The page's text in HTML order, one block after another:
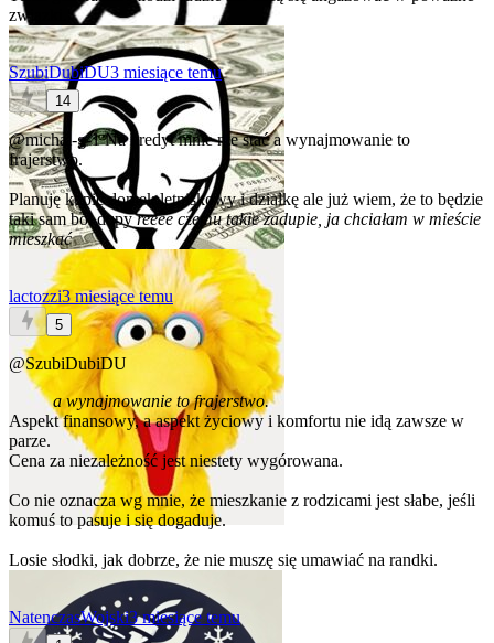
związki.
SzubiDubiDU3 miesiące temu
14
@michal-g-1Na kredyt mnie nie stać a wynajmowanie to
frajerstwo.
Planuję kupić domek letniskowy i działkę ale już wiem, że to będzie
taki sam ból dupyreeee czemu takie zadupie, ja chciałam w mieście
mieszkać
lactozzi3 miesiące temu
5
@SzubiDubiDU
a wynajmowanie to frajerstwo.
Aspekt finansowy, a aspekt życiowy i komfortu nie idą zawsze w
parze.
Cena za niezależność jest niestety wygórowana.
Co nie oznacza wg mnie, że mieszkanie z rodzicami jest słabe, jeśli
komuś to pasuje i się dogaduje.
Losie słodki, jak dobrze, że nie muszę się umawiać na randki.
NatenczasWojski3 miesiące temu